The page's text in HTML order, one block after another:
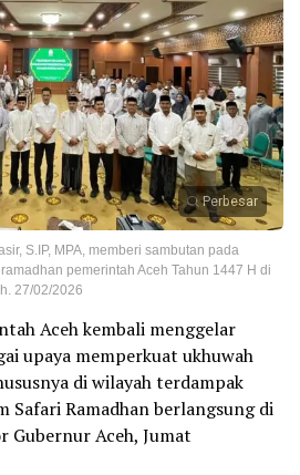
Perbesar
S.IP, MPA, memberi sambutan pada
pemerintah Aceh Tahun 1447 H di
27/02/2026
Aceh kembali menggelar
upaya memperkuat ukhuwah
di wilayah terdampak
Safari Ramadhan berlangsung di
Gubernur Aceh, Jumat